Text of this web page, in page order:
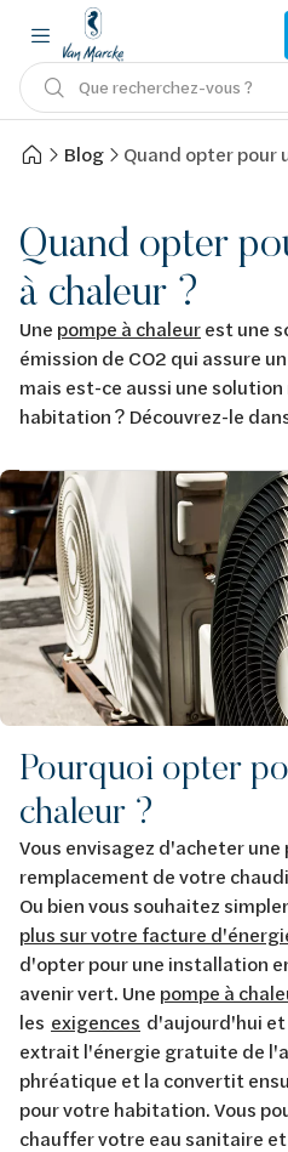
Que recherchez-vous ?
Blog Quand opter pour
Quand opter
à chaleur ?
Une pompe à chaleurest une
émission de CO2 qui assure
mais est-ce aussi une
habitation ? Découvrez-le
Afbeelding
Pourquoi opter
chaleur ?
Vous envisagez d'acheter une
remplacement de votre
Ou bien vous souhaitez
plus sur votre facture
d'opter pour une installation
avenir vert. Une pompe à
les exigences d'aujourd'hui
extrait l'énergie gratuite de
phréatique et la convertit
pour votre habitation. Vous
chauffer votre eau sanitaire